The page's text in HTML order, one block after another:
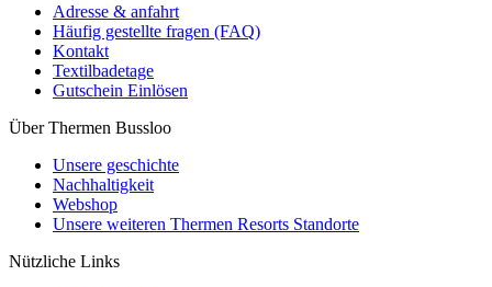
Adresse & anfahrt
Häufig gestellte fragen (FAQ)
Kontakt
Textilbadetage
Gutschein Einlösen
Über Thermen Bussloo
Unsere geschichte
Nachhaltigkeit
Webshop
Unsere weiteren Thermen Resorts Standorte
Nützliche Links